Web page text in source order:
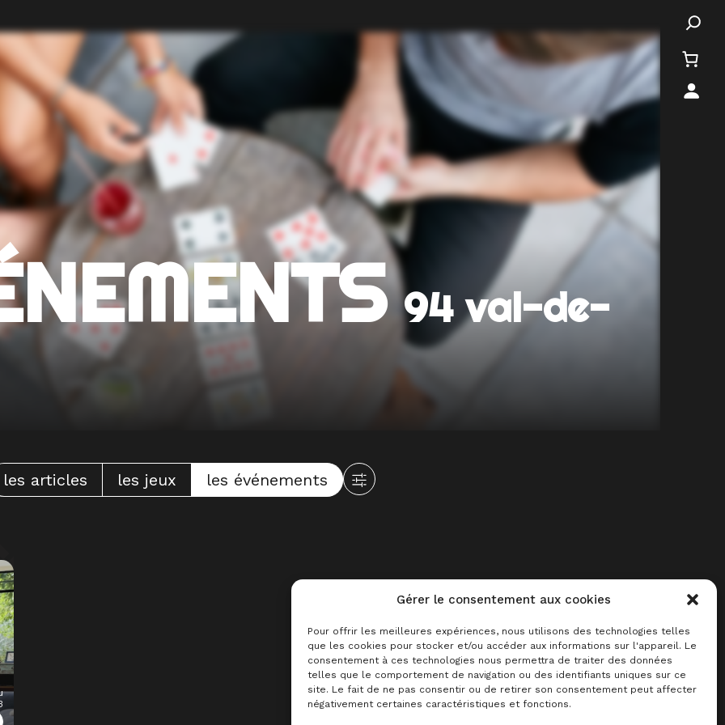
Gérer le consentement aux cookies
Pour offrir les meilleures expériences, nous utilisons des technologies telles
que les cookies pour stocker et/ou accéder aux informations sur l'appareil. Le
consentement à ces technologies nous permettra de traiter des données
telles que le comportement de navigation ou des identifiants uniques sur ce
site. Le fait de ne pas consentir ou de retirer son consentement peut affecter
négativement certaines caractéristiques et fonctions.
94 val-de-
les articles les jeux les événements